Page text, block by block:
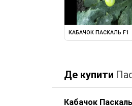
КАБАЧОК ПАСКАЛЬ F1
Де купити
Кабачок